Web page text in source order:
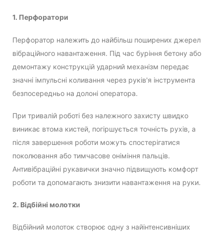
1. Перфоратори
Перфоратор належить до найбільш поширених джерел
вібраційного навантаження. Під час буріння бетону або
демонтажу конструкцій ударний механізм передає
значні імпульсні коливання через руків'я інструмента
безпосередньо на долоні оператора.
При тривалій роботі без належного захисту швидко
виникає втома кистей, погіршується точність рухів, а
після завершення роботи можуть спостерігатися
поколювання або тимчасове оніміння пальців.
Антивібраційні рукавички значно підвищують комфорт
роботи та допомагають знизити навантаження на руки.
2. Відбійні молотки
Відбійний молоток створює одну з найінтенсивніших